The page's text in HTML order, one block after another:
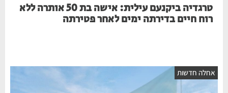
טרגדיה ביקנעם עילית: אישה בת 50 אותרה ללא
רוח חיים בדירתה ימים לאחר פטירתה
חדשות